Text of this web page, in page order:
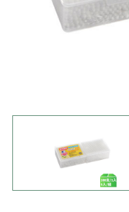
團購★量販